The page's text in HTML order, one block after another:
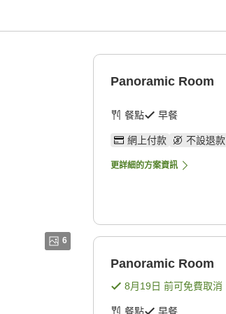
6
Panoramic Room
餐點 早餐
網上付款 不設退款
更詳細的方案資訊
Panoramic Room
8月19日 前可免費取消
餐點 早餐